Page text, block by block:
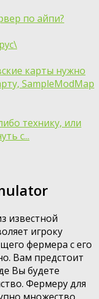
по айпи?
карты нужно
SampleModMap
технику, или
с...
известной
игроку
фермера с его
Вам предстоит
Вы будете
Фермеру для